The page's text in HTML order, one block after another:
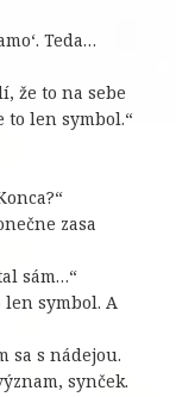
Teda…
že to na sebe
to len symbol.“
zasa
sám…“
symbol. A
sa s nádejou.
synček.